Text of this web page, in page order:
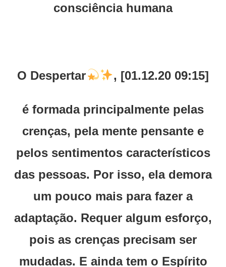
consciência humana
O Despertar , [01.12.20 09:15]
é formada principalmente pelas
crenças, pela mente pensante e
pelos sentimentos característicos
das pessoas. Por isso, ela demora
um pouco mais para fazer a
adaptação. Requer algum esforço,
pois as crenças precisam ser
mudadas. E ainda tem o Espírito